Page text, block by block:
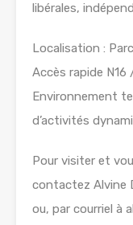
libérales,
Localisation :
Accès rapide N16
Environnement
d’activités
Pour visiter et
contactez Alvine
ou, par courriel à